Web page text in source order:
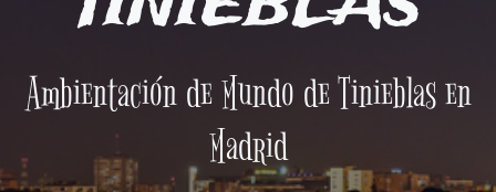
Ambientación de Mundo de Tinieblas en
Madrid